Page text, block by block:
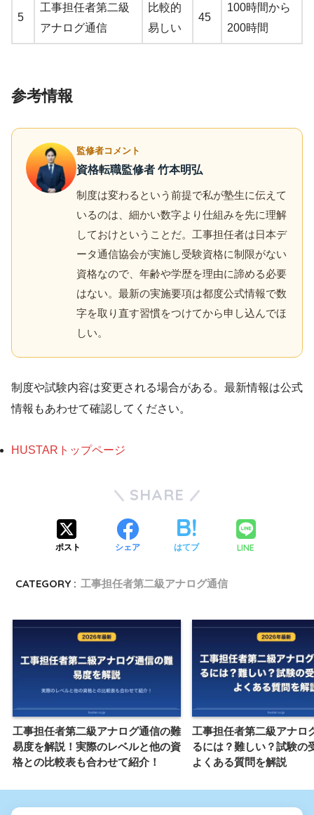
5
工事担任者第二級
アナログ通信
比較的
易しい
45
100時間から
200時間
参考情報
監修者コメント
資格転職監修者 竹本明弘
制度は変わるという前提で私が塾生に伝えて
いるのは、細かい数字より仕組みを先に理解
しておけということだ。工事担任者は日本デ
ータ通信協会が実施し受験資格に制限がない
資格なので、年齢や学歴を理由に諦める必要
はない。最新の実施要項は都度公式情報で数
字を取り直す習慣をつけてから申し込んでほ
しい。
制度や試験内容は変更される場合がある。最新情報は公式
情報もあわせて確認してください。
HUSTARトップページ
SHARE
ポスト シェア はてブ LINE
CATEGORY : 工事担任者第二級アナログ通信
工事担任者第二級アナログ通信の難
易度を解説！実際のレベルと他の資
格との比較表も合わせて紹介！
工事担任者第二級アナロ
るには？難しい？試験の
よくある質問を解説